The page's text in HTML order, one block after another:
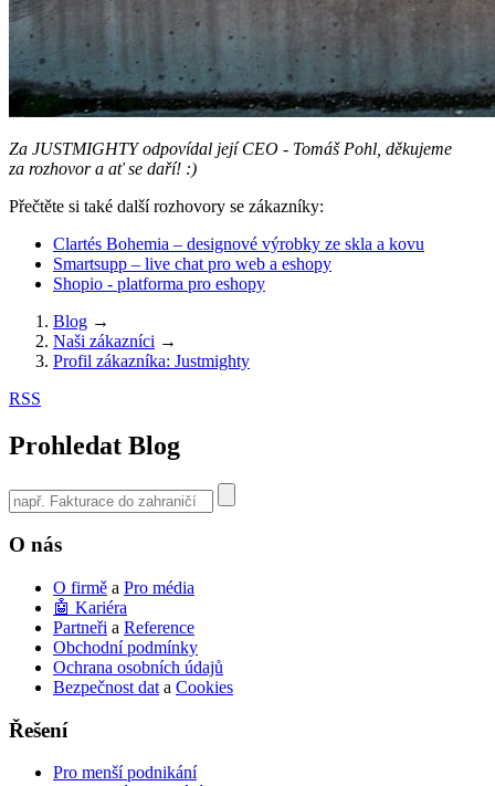
Za JUSTMIGHTY odpovídal její CEO - Tomáš Pohl, děkujeme
za rozhovor a ať se daří! :)
Přečtěte si také další rozhovory se zákazníky:
Clartés Bohemia – designové výrobky ze skla a kovu
Smartsupp – live chat pro web a eshopy
Shopio - platforma pro eshopy
Blog →
Naši zákazníci →
Profil zákazníka: Justmighty
RSS
Prohledat Blog
Use
the
O nás
O firmě a Pro média
🤖 Kariéra
Partneři a Reference
Obchodní podmínky
Ochrana osobních údajů
Bezpečnost dat a Cookies
Řešení
Pro menší podnikání